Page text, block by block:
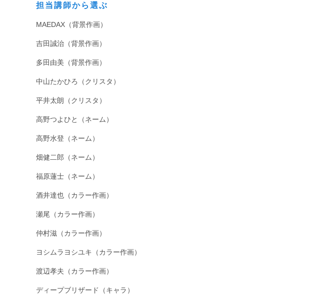
担当講師から選ぶ
MAEDAX（背景作画）
吉田誠治（背景作画）
多田由美（背景作画）
中山たかひろ（クリスタ）
平井太朗（クリスタ）
高野つよひと（ネーム）
高野水登（ネーム）
畑健二郎（ネーム）
福原蓮士（ネーム）
酒井達也（カラー作画）
瀬尾（カラー作画）
仲村滋（カラー作画）
ヨシムラヨシユキ（カラー作画）
渡辺孝夫（カラー作画）
ディープブリザード（キャラ）